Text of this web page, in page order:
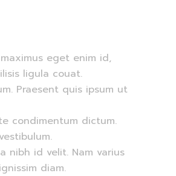
eget enim id,
ligula couat.
Praesent quis ipsum ut
condimentum dictum.
nibh id velit. Nam varius
diam.